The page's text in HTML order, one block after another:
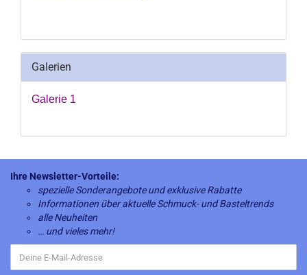
Galerien
Galerie 1
Ihre Newsletter-Vorteile:
spezielle Sonderangebote und exklusive Rabatte
Informationen über aktuelle Schmuck- und Basteltrends
alle Neuheiten
… und vieles mehr!